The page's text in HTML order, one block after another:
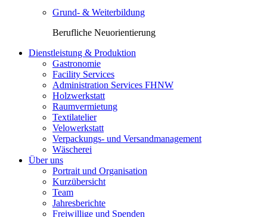
Grund- & Weiterbildung
Berufliche Neuorientierung
Dienstleistung & Produktion
Gastronomie
Facility Services
Administration Services FHNW
Holzwerkstatt
Raumvermietung
Textilatelier
Velowerkstatt
Verpackungs- und Versandmanagement
Wäscherei
Über uns
Portrait und Organisation
Kurzübersicht
Team
Jahresberichte
Freiwillige und Spenden